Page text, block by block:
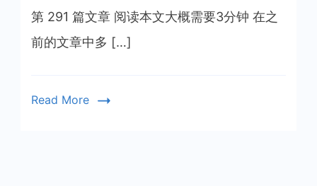
第 291 篇文章 阅读本文大概需要3分钟 在之
前的文章中多 […]
Read More